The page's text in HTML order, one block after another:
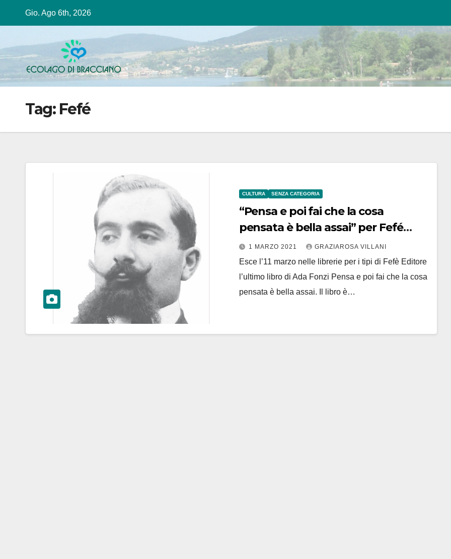
Gio. Ago 6th, 2026
Tag: Fefé
CULTURA SENZA CATEGORIA
“Pensa e poi fai che la cosa
pensata è bella assai” per Fefé
Editore
1 MARZO 2021 GRAZIAROSA VILLANI
Esce l’11 marzo nelle librerie per i tipi di Fefè Editore
l’ultimo libro di Ada Fonzi Pensa e poi fai che la cosa
pensata è bella assai. Il libro è…